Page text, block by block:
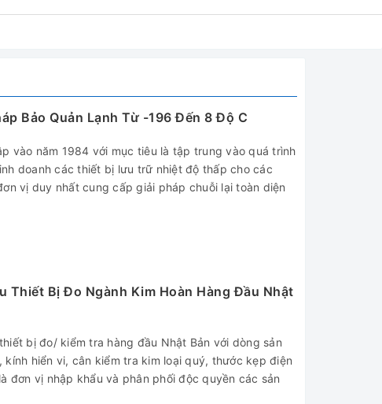
Bảo Quản Lạnh Từ -196 Đến 8 Độ C
vào năm 1984 với mục tiêu là tập trung vào quá trình
doanh các thiết bị lưu trữ nhiệt độ thấp cho các
vị duy nhất cung cấp giải pháp chuỗi lại toàn diện
Thiết Bị Đo Ngành Kim Hoàn Hàng Đầu Nhật
bị đo/ kiểm tra hàng đầu Nhật Bản với dòng sản
hiển vi, cân kiểm tra kim loại quý, thước kẹp điện
đơn vị nhập khẩu và phân phối độc quyền các sản